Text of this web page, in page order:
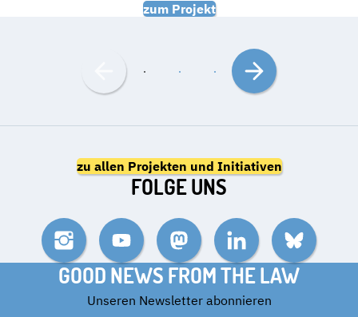
zum Projekt
Nach
links
Nach
rechts
zu allen Projekten und Initiativen
FOLGE UNS
InstagramYouTube MastodonLinkedIn Bluesky
GOOD NEWS FROM THE LAW
Unseren Newsletter abonnieren